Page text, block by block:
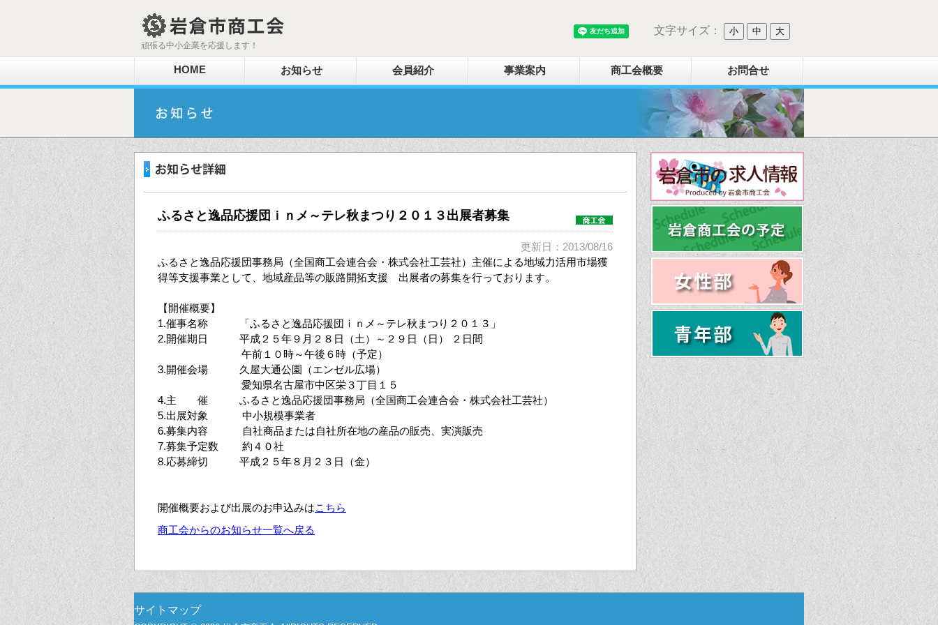
頑張る中小企業を応援します！
文字サイズ： 小 中 大
HOME お知らせ 会員紹介 事業案内 商工会概要 お問合せ
ふるさと逸品応援団ｉｎメ～テレ秋まつり２０１３出展者募集
更新日：2013/08/16
ふるさと逸品応援団事務局（全国商工会連合会・株式会社工芸社）主催による地域力活用市場獲
得等支援事業として、地域産品等の販路開拓支援 出展者の募集を行っております。
【開催概要】
1.催事名称 「ふるさと逸品応援団ｉｎメ～テレ秋まつり２０１３」
2.開催期日 平成２５年９月２８日（土）～２９日（日） ２日間
午前１０時～午後６時（予定）
3.開催会場 久屋大通公園（エンゼル広場）
愛知県名古屋市中区栄３丁目１５
4.主 催 ふるさと逸品応援団事務局（全国商工会連合会・株式会社工芸社）
5.出展対象 中小規模事業者
6.募集内容 自社商品または自社所在地の産品の販売、実演販売
7.募集予定数 約４０社
8.応募締切 平成２５年８月２３日（金）
開催概要および出展のお申込みはこちら
商工会からのお知らせ一覧へ戻る
サイトマップ